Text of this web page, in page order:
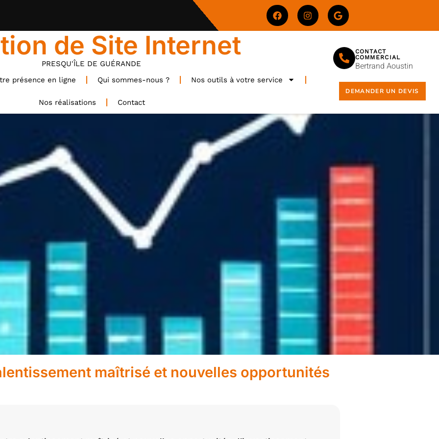
de Site Internet
PRESQU'ÎLE DE GUÉRANDE
présence en ligne Qui sommes-nous ? Nos outils à votre service
Nos réalisations Contact
CONTACT
COMMERCIAL
Bertrand Aoustin
DEMANDER UN DEVIS
maîtrisé et nouvelles opportunités